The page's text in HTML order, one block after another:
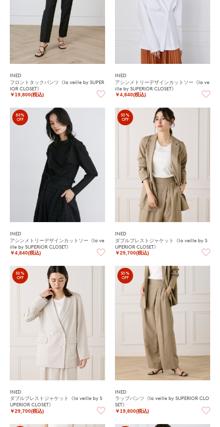
INED
フロントタックパンツ《la veille by SUPER
IOR CLOSET》
￥19,800(税込)
INED
アシンメトリーデザインカットソー《la ve
ille by SUPERIOR CLOSET》
￥4,840(税込)
80%
OFF
INED
アシンメトリーデザインカットソー《la ve
ille by SUPERIOR CLOSET》
￥4,840(税込)
50%
OFF
INED
ダブルブレストジャケット《la veille by S
UPERIOR CLOSET》
￥29,700(税込)
50%
OFF
INED
ダブルブレストジャケット《la veille by S
UPERIOR CLOSET》
￥29,700(税込)
50%
OFF
INED
ラップパンツ《la veille by SUPERIOR CLO
SET》
￥19,800(税込)